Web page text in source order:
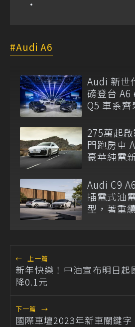
Audi A6
Audi 新世
磅登台 A6
Q5 車系齊
275萬起
門跑房車
豪華純電
Audi C9
插電式油
型，著重
← 上一篇
新年快樂！中油宣布明日起
降0.1元
下一篇 →
國際車壇2023年新車關鍵字